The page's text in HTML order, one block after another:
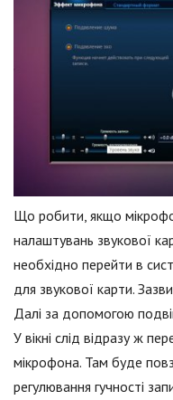
Що робити, якщо
налаштувань звукової
необхідно перейти в
для звукової карти.
Далі за допомогою
У вікні слід відразу ж
мікрофона. Там буде
регулювання гучності